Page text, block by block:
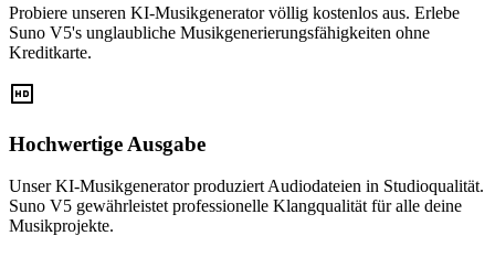
Probiere unseren KI-Musikgenerator völlig kostenlos aus. Erlebe
Suno V5's unglaubliche Musikgenerierungsfähigkeiten ohne
Kreditkarte.
Hochwertige Ausgabe
Unser KI-Musikgenerator produziert Audiodateien in Studioqualität.
Suno V5 gewährleistet professionelle Klangqualität für alle deine
Musikprojekte.